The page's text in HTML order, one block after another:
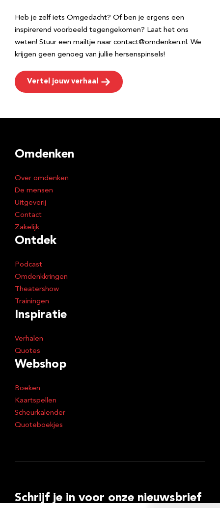
Heb je zelf iets Omgedacht? Of ben je ergens een
inspirerend voorbeeld tegengekomen? Laat het ons
weten! Stuur een mailtje naar contact@omdenken.nl. We
krijgen geen genoeg van jullie hersenspinsels!
Vertel jouw verhaal
Omdenken
Over omdenken
De mensen
Uitgeverij
Contact
Zakelijk
Ontdek
Podcast
Omdenkkringen
Theatershow
Trainingen
Inspiratie
Verhalen
Quotes
Webshop
Boeken
Kaartspellen
Scheurkalender
Quoteboekjes
Schrijf je in voor onze nieuwsbrief